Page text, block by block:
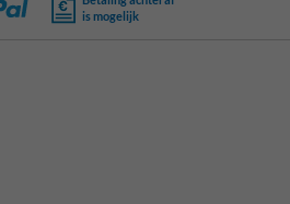
is mogelijk